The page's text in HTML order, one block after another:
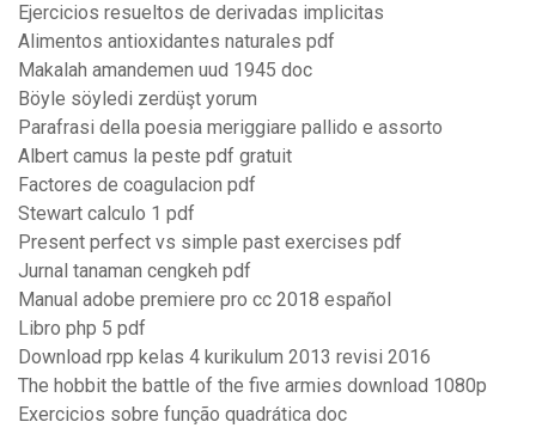
Ejercicios resueltos de derivadas implicitas
Alimentos antioxidantes naturales pdf
Makalah amandemen uud 1945 doc
Böyle söyledi zerdüşt yorum
Parafrasi della poesia meriggiare pallido e assorto
Albert camus la peste pdf gratuit
Factores de coagulacion pdf
Stewart calculo 1 pdf
Present perfect vs simple past exercises pdf
Jurnal tanaman cengkeh pdf
Manual adobe premiere pro cc 2018 español
Libro php 5 pdf
Download rpp kelas 4 kurikulum 2013 revisi 2016
The hobbit the battle of the five armies download 1080p
Exercicios sobre função quadrática doc